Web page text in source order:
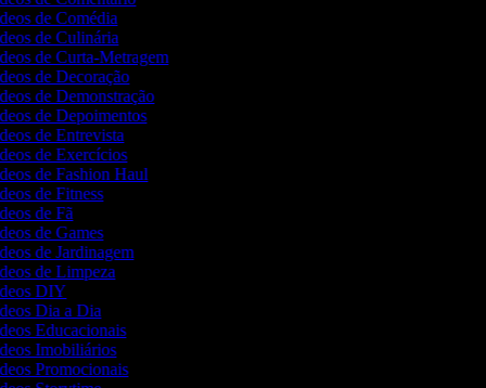
de Comédia
de Culinária
de Curta-Metragem
de Decoração
de Demonstração
de Depoimentos
de Entrevista
de Exercícios
de Fashion Haul
de Fitness
de Fã
de Games
de Jardinagem
de Limpeza
DIY
Dia a Dia
Educacionais
Imobiliários
Promocionais